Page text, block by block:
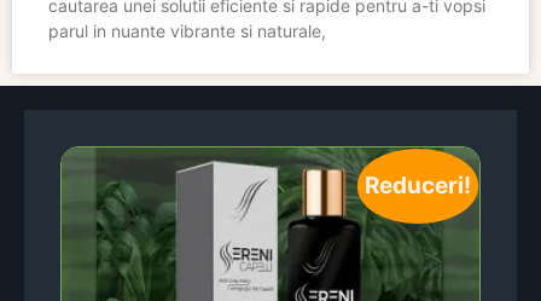
cautarea unei solutii eficiente si rapide pentru a-ti vopsi
parul in nuante vibrante si naturale,
Reduceri!